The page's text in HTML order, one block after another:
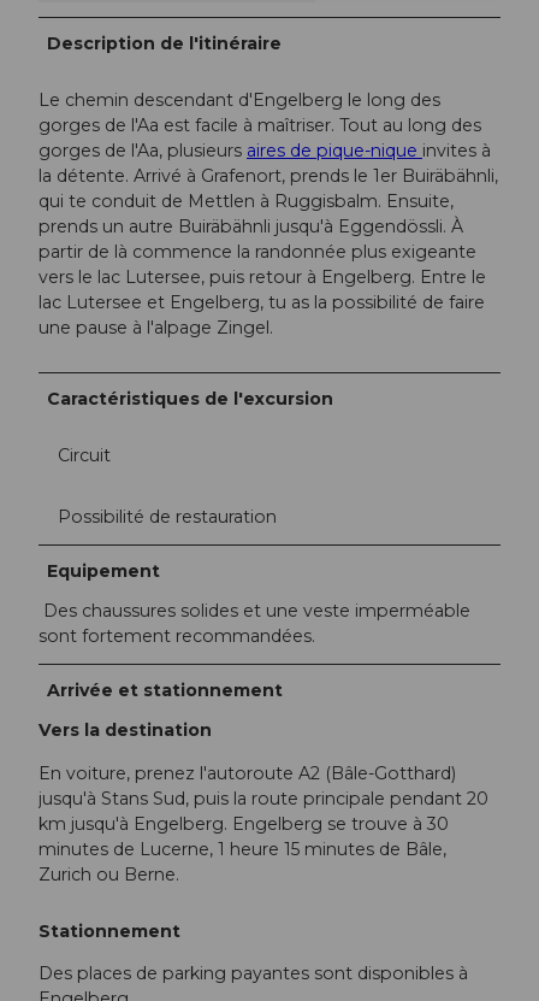
Description de l'itinéraire
Le chemin descendant d'Engelberg le long des
gorges de l'Aa est facile à maîtriser. Tout au long des
gorges de l'Aa, plusieurs aires de pique-nique invites à
la détente. Arrivé à Grafenort, prends le 1er Buiräbähnli,
qui te conduit de Mettlen à Ruggisbalm. Ensuite,
prends un autre Buiräbähnli jusqu'à Eggendössli. À
partir de là commence la randonnée plus exigeante
vers le lac Lutersee, puis retour à Engelberg. Entre le
lac Lutersee et Engelberg, tu as la possibilité de faire
une pause à l'alpage Zingel.
Caractéristiques de l'excursion
Circuit
Possibilité de restauration
Equipement
Des chaussures solides et une veste imperméable
sont fortement recommandées.
Arrivée et stationnement
Vers la destination
En voiture, prenez l'autoroute A2 (Bâle-Gotthard)
jusqu'à Stans Sud, puis la route principale pendant 20
km jusqu'à Engelberg. Engelberg se trouve à 30
minutes de Lucerne, 1 heure 15 minutes de Bâle,
Zurich ou Berne.
Stationnement
Des places de parking payantes sont disponibles à